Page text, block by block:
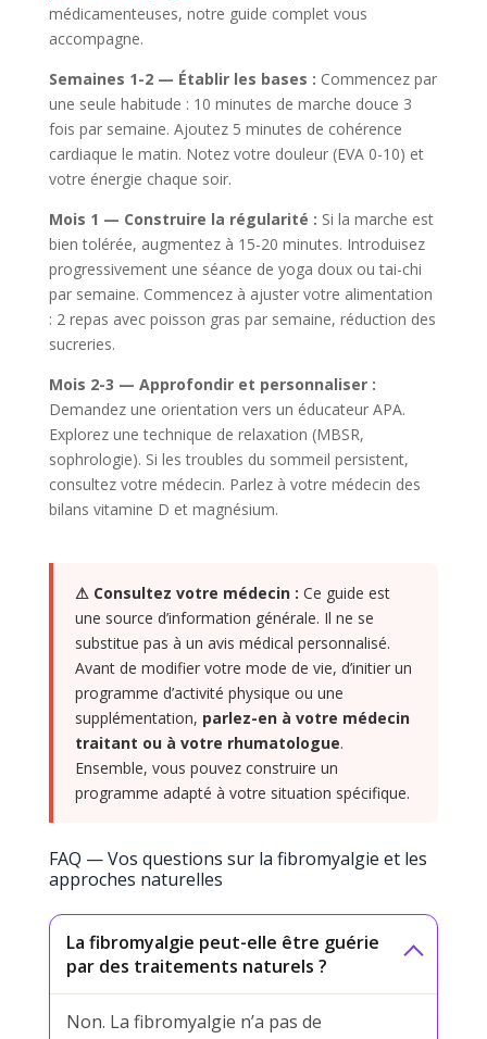
médicamenteuses, notre guide complet vous
accompagne.
Semaines 1-2 — Établir les bases : Commencez par
une seule habitude : 10 minutes de marche douce 3
fois par semaine. Ajoutez 5 minutes de cohérence
cardiaque le matin. Notez votre douleur (EVA 0-10) et
votre énergie chaque soir.
Mois 1 — Construire la régularité : Si la marche est
bien tolérée, augmentez à 15-20 minutes. Introduisez
progressivement une séance de yoga doux ou tai-chi
par semaine. Commencez à ajuster votre alimentation
: 2 repas avec poisson gras par semaine, réduction des
sucreries.
Mois 2-3 — Approfondir et personnaliser :
Demandez une orientation vers un éducateur APA.
Explorez une technique de relaxation (MBSR,
sophrologie). Si les troubles du sommeil persistent,
consultez votre médecin. Parlez à votre médecin des
bilans vitamine D et magnésium.
⚠ Consultez votre médecin : Ce guide est
une source d’information générale. Il ne se
substitue pas à un avis médical personnalisé.
Avant de modifier votre mode de vie, d’initier un
programme d’activité physique ou une
supplémentation, parlez-en à votre médecin
traitant ou à votre rhumatologue.
Ensemble, vous pouvez construire un
programme adapté à votre situation spécifique.
FAQ — Vos questions sur la fibromyalgie et les
approches naturelles
La fibromyalgie peut-elle être guérie
par des traitements naturels ?
Non. La fibromyalgie n’a pas de